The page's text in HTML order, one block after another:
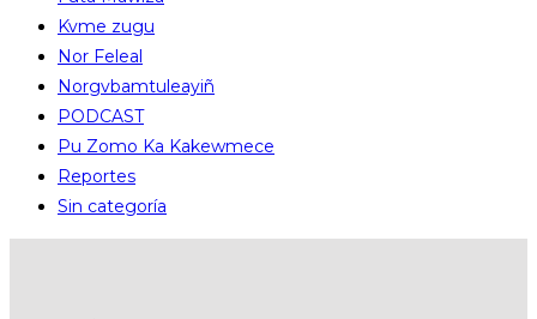
Kvme zugu
Nor Feleal
Norgvbamtuleayiñ
PODCAST
Pu Zomo Ka Kakewmece
Reportes
Sin categoría